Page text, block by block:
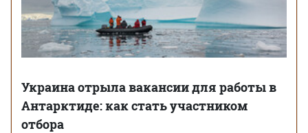
Украина отрыла вакансии для работы в
Антарктиде: как стать участником
отбора